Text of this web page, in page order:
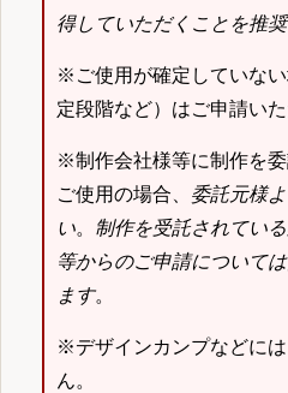
得していただくことを推奨
※ご使用が確定していな
定段階など）はご申請いた
※制作会社様等に制作を
ご使用の場合、 委託元様
い。 制作を受託されてい
等からのご申請について
ます。
※デザインカンプなどに
ん。